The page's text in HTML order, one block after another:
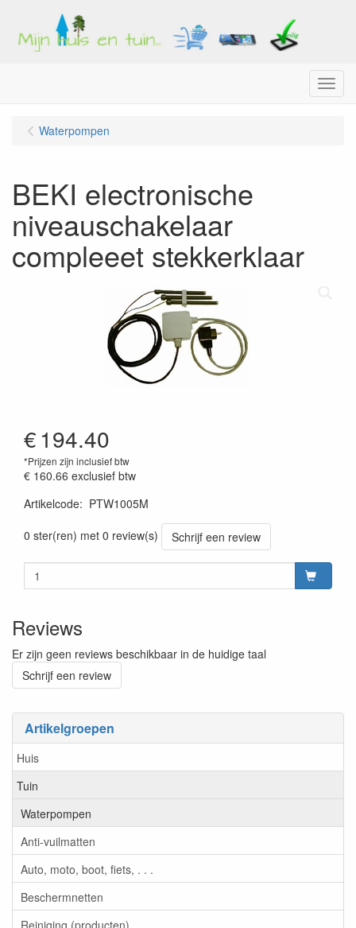
Menu
Artikelgroepen
Huis
Tuin
Waterpompen
Anti-vuilmatten
Auto, moto, boot, fiets, . . .
Beschermnetten
Reiniging (producten)
Waterpompen
BEKI electronische
niveauschakelaar
compleeet stekkerklaar
€194.40
*Prijzen zijn inclusief btw
€ 160.66 exclusief btw
Artikelcode: PTW1005M
0 ster(ren) met 0 review(s)
Schrijf een review
Reviews
Er zijn geen reviews beschikbaar in de huidige taal
Schrijf een review